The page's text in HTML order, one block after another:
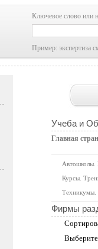
Ключевое слово или
Пример: экспертиза
Учеба и
Главная
Автошколы.
Курсы.
Техникумы.
Фирмы